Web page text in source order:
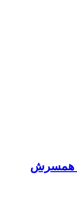
همسرش